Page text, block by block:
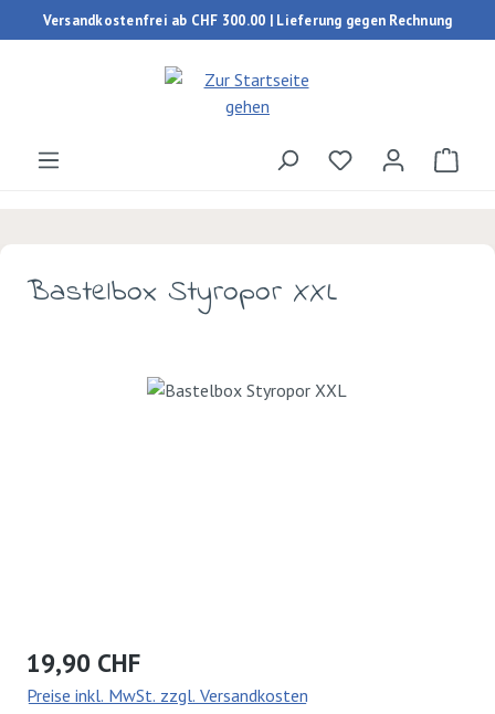
Zum Hauptinhalt springen
Versandkostenfrei ab CHF 300.00 | Lieferung gegen Rechnung
Du hast 0
Bastelbox Styropor XXL
Bildergalerie überspringen
Regulärer Preis:
19,90 CHF
Preise inkl. MwSt. zzgl. Versandkosten